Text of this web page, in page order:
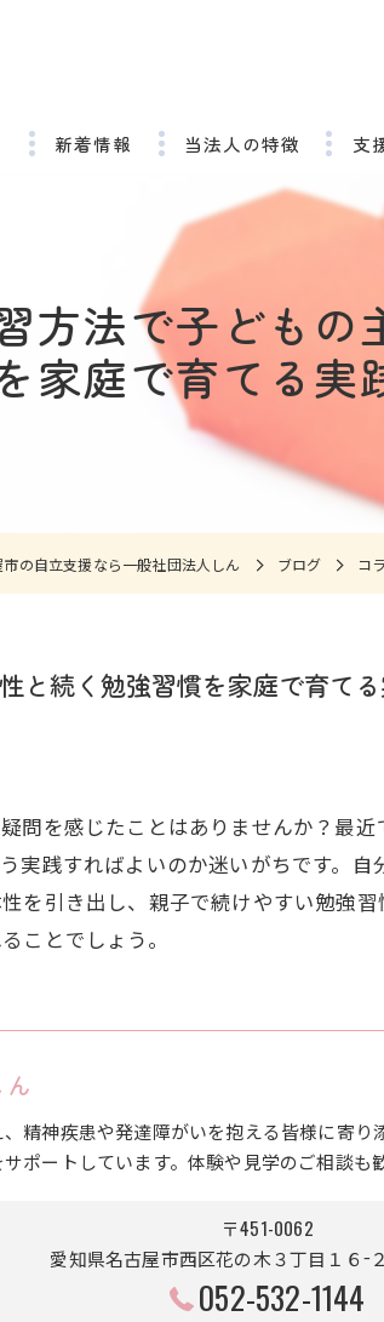
新着情報 当法人の特徴
精神疾患
就労継続支援B型
地域
求人
支
よ
方法で子どもの
家庭で育てる実
の自立支援なら一般社団法人しん ブログ コ
と続く勉強習慣を家庭で育て
問を感じたことはありませんか？最
実践すればよいのか迷いがちです。
を引き出し、親子で続けやすい勉強
ことでしょう。
精神疾患や発達障がいを抱える皆様に寄
ポートしています。体験や見学のご相談も
〒451-0062
愛知県名古屋市西区花の木３丁目１６−
052-532-1144